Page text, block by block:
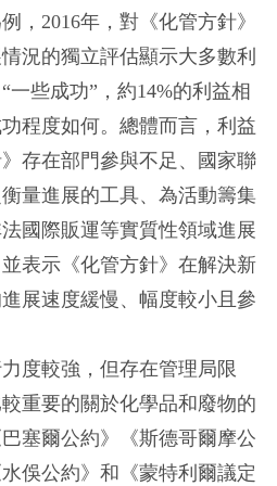
，2016年，對《化管方針》
況的獨立評估顯示大多數利
些成功”，約14%的利益相
程度如何。總體而言，利益
存在部門參與不足、國家聯
量進展的工具、為活動籌集
國際販運等實質性領域進展
表示《化管方針》在解決新
展速度緩慢、幅度較小且參
較強，但存在管理局限
重要的關於化學品和廢物的
塞爾公約》《斯德哥爾摩公
俁公約》和《蒙特利爾議定